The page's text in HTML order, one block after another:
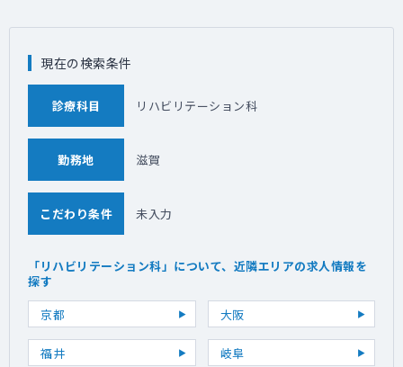
現在の検索条件
診療科目 リハビリテーション科
勤務地 滋賀
こだわり条件 未入力
「リハビリテーション科」について、近隣エリアの求人情報を
探す
京都
大阪
福井 岐阜